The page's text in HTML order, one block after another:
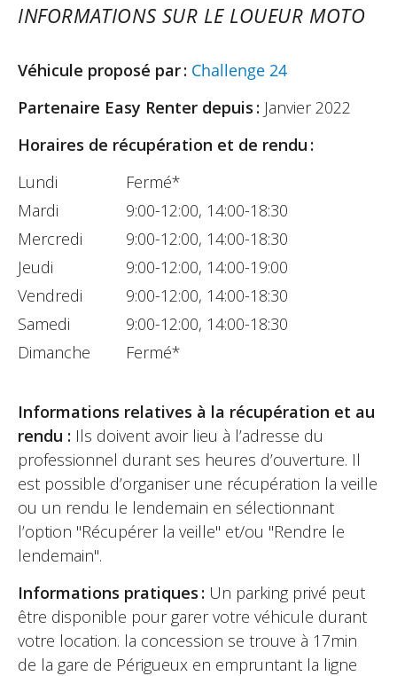
INFORMATIONS SUR LE LOUEUR MOTO
Véhicule proposé par : Challenge 24
Partenaire Easy Renter depuis : Janvier 2022
Horaires de récupération et de rendu :
Lundi
Mardi
Mercredi
Jeudi
Vendredi
Samedi
Dimanche
Fermé*
9:00-12:00, 14:00-18:30
9:00-12:00, 14:00-18:30
9:00-12:00, 14:00-19:00
9:00-12:00, 14:00-18:30
9:00-12:00, 14:00-18:30
Fermé*
Informations relatives à la récupération et au
rendu : Ils doivent avoir lieu à l’adresse du
professionnel durant ses heures d’ouverture. Il
est possible d’organiser une récupération la veille
ou un rendu le lendemain en sélectionnant
l’option "Récupérer la veille" et/ou "Rendre le
lendemain".
Informations pratiques : Un parking privé peut
être disponible pour garer votre véhicule durant
votre location. la concession se trouve à 17min
de la gare de Périgueux en empruntant la ligne